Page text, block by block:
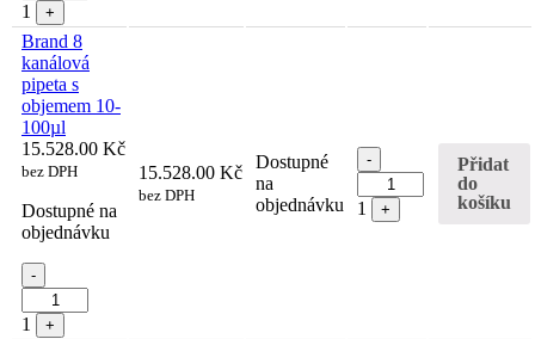
1 +
Brand 8
kanálová
pipeta s
objemem 10-
100µl
15.528.00 Kč
bez DPH
Dostupné na
objednávku
Quantity
-
1 +
15.528.00 Kč
bez DPH
Dostupné
na
objednávku
Quantity
-
1 +
Přidat
do
košíku